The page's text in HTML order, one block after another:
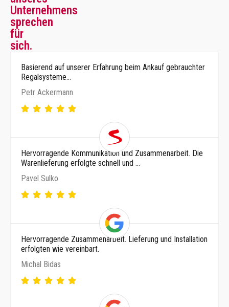
Unternehmens
sprechen
für
sich.
Basierend auf unserer Erfahrung beim Ankauf gebrauchter
Regalsysteme…
Petr Ackermann
Hervorragende Kommunikation und Zusammenarbeit. Die
Warenlieferung erfolgte schnell und …
Pavel Sulko
Hervorragende Zusammenarbeit. Lieferung und Installation
erfolgten wie vereinbart.
Michal Bidas